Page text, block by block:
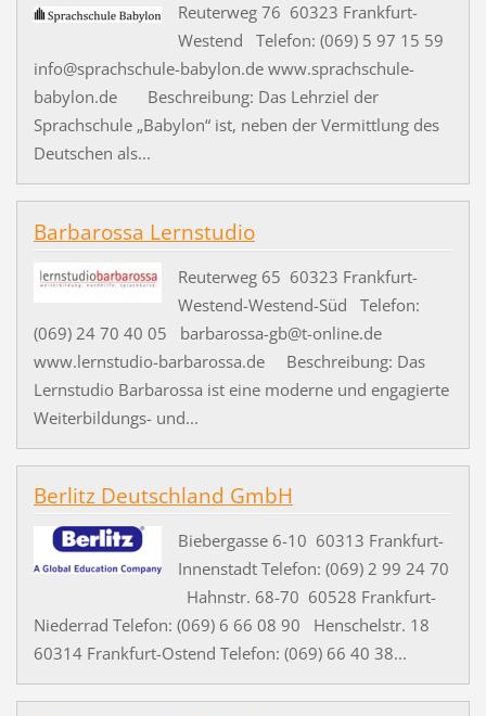
Reuterweg 76 60323 Frankfurt-
Westend Telefon: (069) 5 97 15 59
info@sprachschule-babylon.de www.sprachschule-
babylon.de Beschreibung: Das Lehrziel der
Sprachschule „Babylon“ ist, neben der Vermittlung des
Deutschen als...
Barbarossa Lernstudio
Reuterweg 65 60323 Frankfurt-
Westend-Westend-Süd Telefon:
(069) 24 70 40 05 barbarossa-gb@t-online.de
www.lernstudio-barbarossa.de Beschreibung: Das
Lernstudio Barbarossa ist eine moderne und engagierte
Weiterbildungs- und...
Berlitz Deutschland GmbH
Biebergasse 6-10 60313 Frankfurt-
Innenstadt Telefon: (069) 2 99 24 70
Hahnstr. 68-70 60528 Frankfurt-
Niederrad Telefon: (069) 6 66 08 90 Henschelstr. 18
60314 Frankfurt-Ostend Telefon: (069) 66 40 38...